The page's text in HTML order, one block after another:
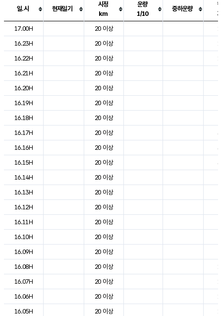
도시별 기상실황표로 지점, 날씨, 기온, 강수, 바람, 기압등을 안내한 표입
일.시 현재일기
시정
km
운량
1/10
중하운량
17.00H
20 이상
16.23H
20 이상
16.22H
20 이상
16.21H
20 이상
16.20H
20 이상
16.19H
20 이상
16.18H
20 이상
16.17H
20 이상
16.16H
20 이상
16.15H
20 이상
16.14H
20 이상
16.13H
20 이상
16.12H
20 이상
16.11H
20 이상
16.10H
20 이상
16.09H
20 이상
16.08H
20 이상
16.07H
20 이상
16.06H
20 이상
16.05H
20 이상